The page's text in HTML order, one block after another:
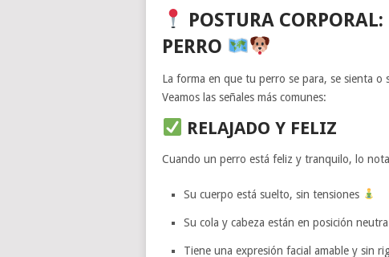
POSTURA
PERRO
La forma en que tu perro se para, se sienta
Veamos las señales más comunes:
RELAJADO Y FELIZ
Cuando un perro está feliz y tranquilo, lo
Su cuerpo está suelto, sin tensiones
Su cola y cabeza están en posición neutra
Tiene una expresión facial amable y sin